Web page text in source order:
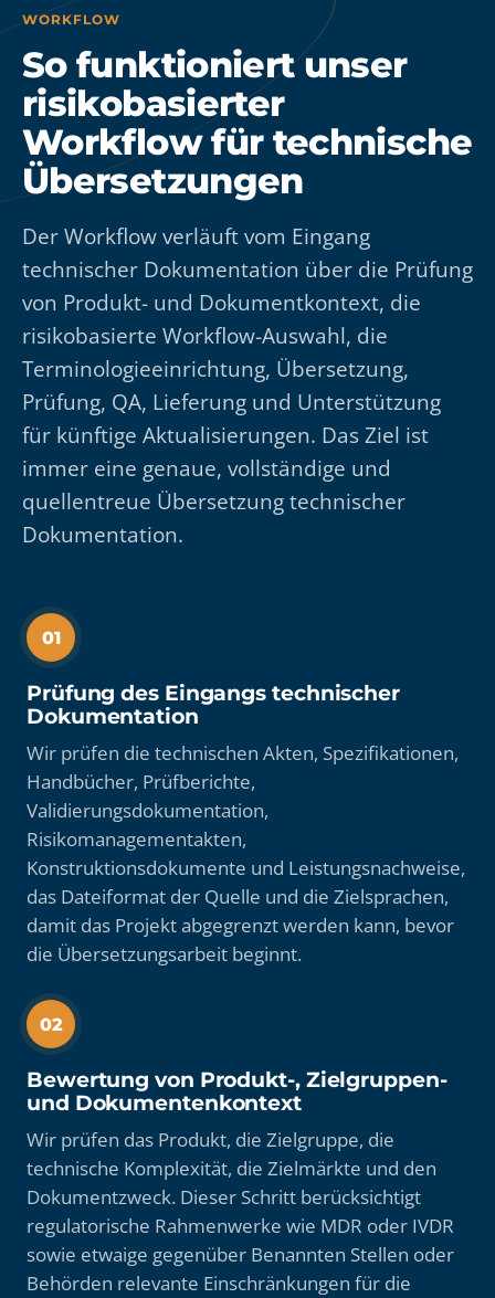
WORKFLOW
So funktioniert unser
risikobasierter
Workflow für technische
Übersetzungen
Der Workflow verläuft vom Eingang
technischer Dokumentation über die Prüfung
von Produkt- und Dokumentkontext, die
risikobasierte Workflow-Auswahl, die
Terminologieeinrichtung, Übersetzung,
Prüfung, QA, Lieferung und Unterstützung
für künftige Aktualisierungen. Das Ziel ist
immer eine genaue, vollständige und
quellentreue Übersetzung technischer
Dokumentation.
01
Prüfung des Eingangs technischer
Dokumentation
Wir prüfen die technischen Akten, Spezifikationen,
Handbücher, Prüfberichte,
Validierungsdokumentation,
Risikomanagementakten,
Konstruktionsdokumente und Leistungsnachweise,
das Dateiformat der Quelle und die Zielsprachen,
damit das Projekt abgegrenzt werden kann, bevor
die Übersetzungsarbeit beginnt.
02
Bewertung von Produkt-, Zielgruppen-
und Dokumentenkontext
Wir prüfen das Produkt, die Zielgruppe, die
technische Komplexität, die Zielmärkte und den
Dokumentzweck. Dieser Schritt berücksichtigt
regulatorische Rahmenwerke wie MDR oder IVDR
sowie etwaige gegenüber Benannten Stellen oder
Behörden relevante Einschränkungen für die